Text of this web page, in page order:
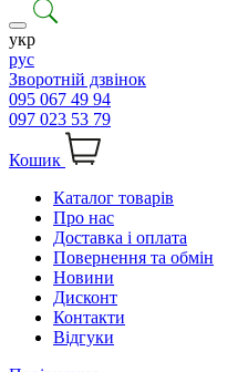
укр
рус
Зворотній дзвінок
095 067 49 94
097 023 53 79
Кошик
Каталог товарів
Про нас
Доставка і оплата
Повернення та обмін
Новини
Дисконт
Контакти
Відгуки